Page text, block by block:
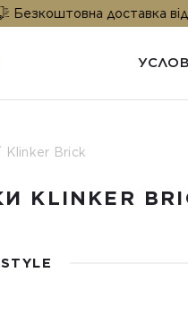
доставка від 25 м² від
Klinker Brick